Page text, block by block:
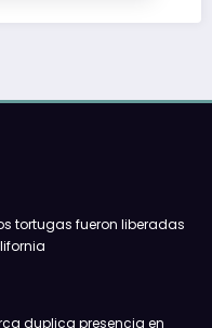
tortugas fueron liberadas
duplica presencia en